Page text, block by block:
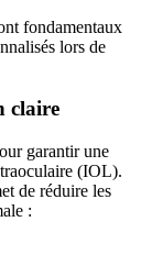
fondamentaux
lors de
claire
garantir une
(IOL).
de réduire les
: